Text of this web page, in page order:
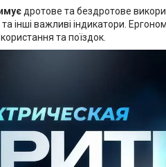
дротове та бездротове
інші важливі індикатори.
та поїздок.